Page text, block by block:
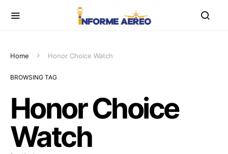
Home Honor Choice Watch
BROWSING TAG
Honor Choice
Watch